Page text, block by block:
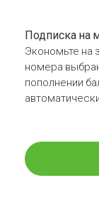
Подписка на
Экономьте на
номера
пополнении